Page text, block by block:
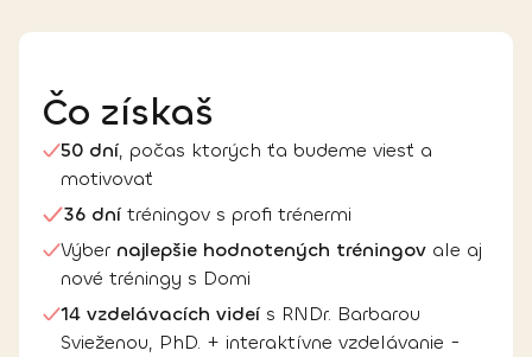
Čo získaš
50 dní, počas ktorých ťa budeme viesť a
motivovať
36 dní tréningov s profi trénermi
Výber najlepšie hodnotených tréningov ale aj
nové tréningy s Domi
14 vzdelávacích videí s RNDr. Barbarou
Svieženou, PhD. + interaktívne vzdelávanie -